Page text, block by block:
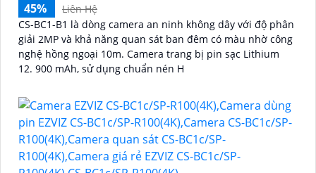
45%
Liên Hệ
CS-BC1-B1 là dòng camera an ninh không dây với độ phân
giải 2MP và khả năng quan sát ban đêm có màu nhờ công
nghệ hồng ngoại 10m. Camera trang bị pin sạc Lithium
12. 900 mAh, sử dụng chuẩn nén H